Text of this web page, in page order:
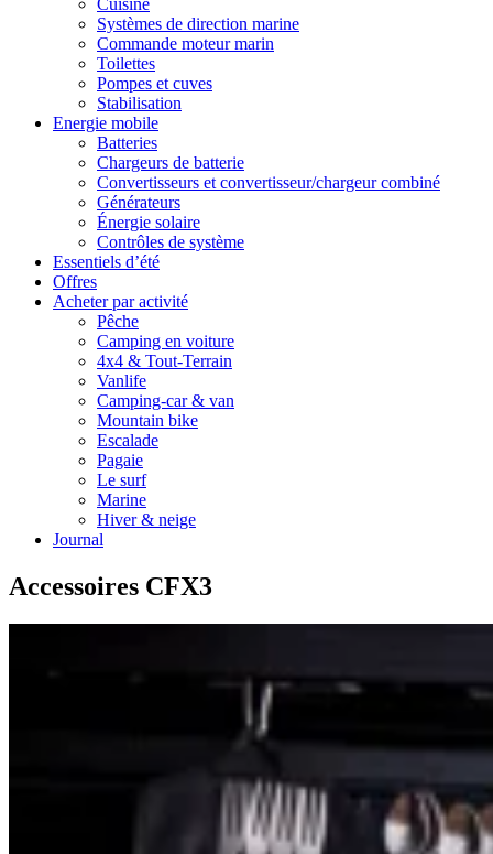
Cuisine
Systèmes de direction marine
Commande moteur marin
Toilettes
Pompes et cuves
Stabilisation
Energie mobile
Batteries
Chargeurs de batterie
Convertisseurs et convertisseur/chargeur combiné
Générateurs
Énergie solaire
Contrôles de système
Essentiels d’été
Offres
Acheter par activité
Pêche
Camping en voiture
4x4 & Tout-Terrain
Vanlife
Camping-car & van
Mountain bike
Escalade
Pagaie
Le surf
Marine
Hiver & neige
Journal
Accessoires CFX3